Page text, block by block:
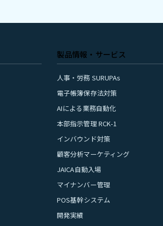
製品情報・サービス
人事・労務 SURUPAs
電子帳簿保存法対策
AIによる業務自動化
本部指示管理 RCK-1
インバウンド対策
顧客分析マーケティング
JAICA自動入場
マイナンバー管理
POS基幹システム
開発実績